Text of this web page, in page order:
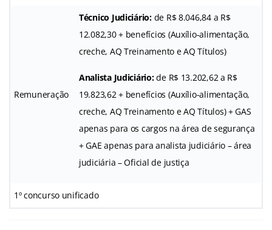
Remuneração
Técnico Judiciário:de R$ 8.046,84 a R$
12.082,30 + benefícios (Auxílio-alimentação,
creche, AQ Treinamento e AQ Títulos)
Analista Judiciário:de R$ 13.202,62 a R$
19.823,62 + benefícios (Auxílio-alimentação,
creche, AQ Treinamento e AQ Títulos) + GAS
apenas para os cargos na área de segurança
+ GAE apenas para analista judiciário – área
judiciária – Oficial de justiça
1º concurso unificado